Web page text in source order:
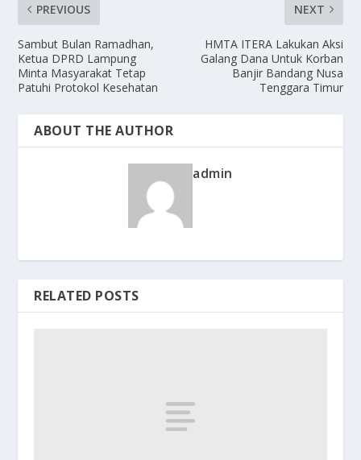
PREVIOUS
Sambut Bulan Ramadhan,
Ketua DPRD Lampung
Minta Masyarakat Tetap
Patuhi Protokol Kesehatan
NEXT
HMTA ITERA Lakukan Aksi
Galang Dana Untuk Korban
Banjir Bandang Nusa
Tenggara Timur
ABOUT THE AUTHOR
admin
RELATED POSTS